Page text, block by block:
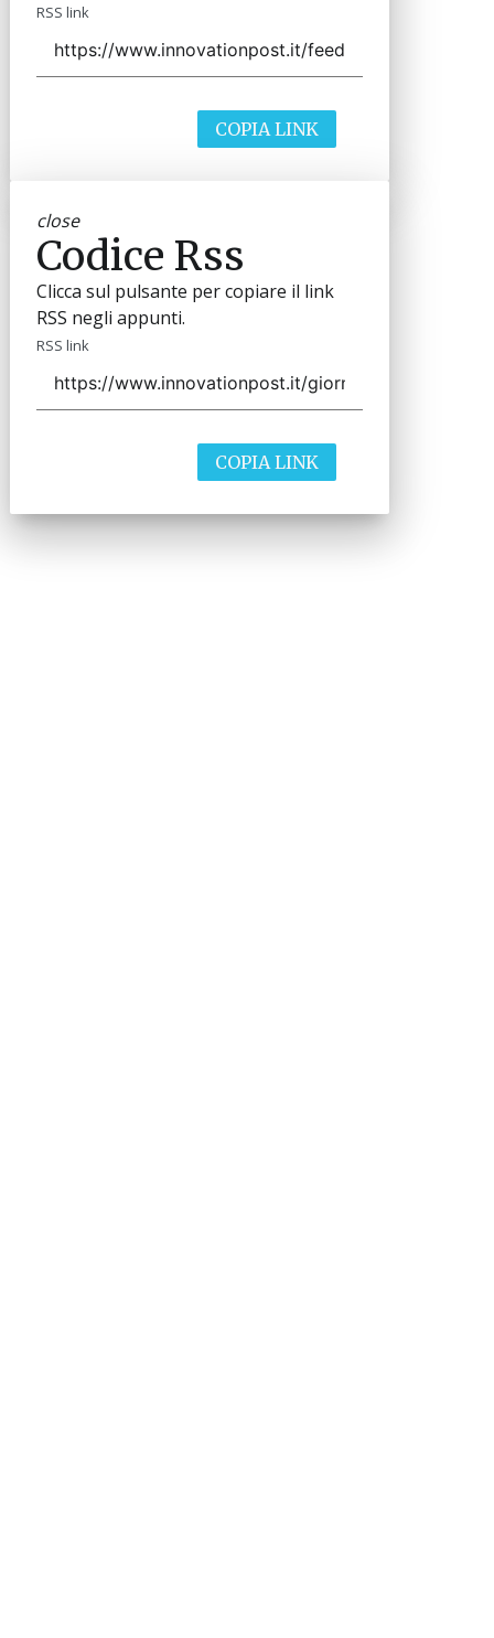
RSS link
COPIA LINK
close
Codice Rss
Clicca sul pulsante per copiare il link
RSS negli appunti.
RSS link
COPIA LINK